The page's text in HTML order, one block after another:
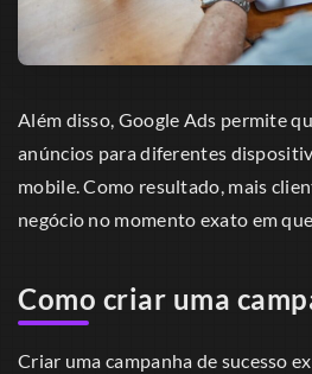
Além disso, Google Ads permite
anúncios para diferentes
mobile. Como resultado, mais
negócio no momento exato em
Como criar uma
Criar uma campanha de sucesso